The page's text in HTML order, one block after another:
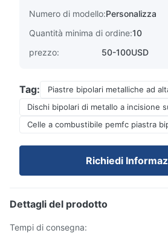
Numero di modello:Personalizza
Quantità minima di ordine:10
prezzo:
50-100USD
Tag:
Piastre bipolari metalliche ad
Dischi bipolari di metallo a incisione
Celle a combustibile pemfc piastra
Richiedi
Dettagli del prodotto
Tempi di consegna: